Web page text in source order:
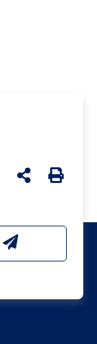
udostępnij na
Generuj